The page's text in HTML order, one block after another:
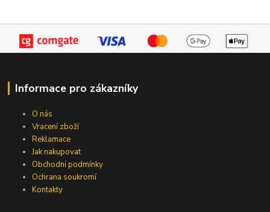
Informace pro zákazníky
O nás
Vracení zboží
Reklamace
Jak nakupovat
Obchodní podmínky
Ochrana soukromí
Kontakty